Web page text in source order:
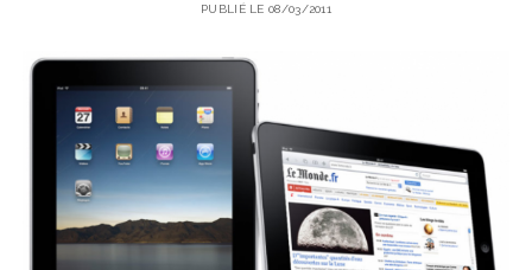
PUBLIÉ LE 08/03/2011